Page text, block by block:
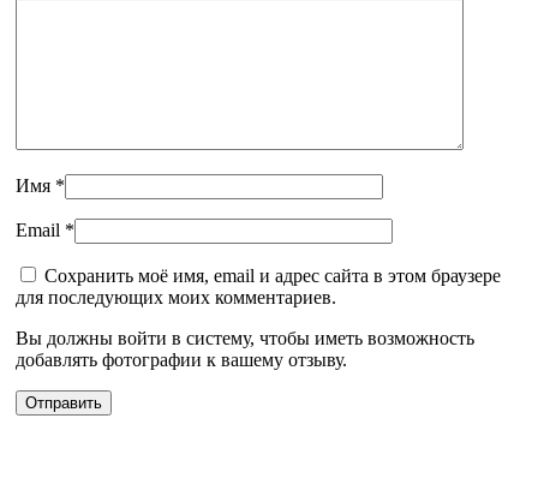
Имя *
Email *
Сохранить моё имя, email и адрес сайта в этом браузере
для последующих моих комментариев.
Вы должны войти в систему, чтобы иметь возможность
добавлять фотографии к вашему отзыву.